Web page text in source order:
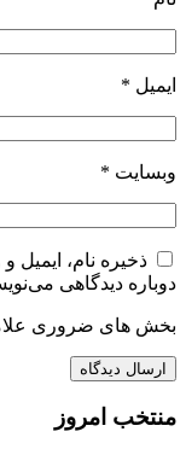
ایمیل *
وبسایت *
ذخیره نام،
دوباره دیدگاهی
بخش های ضروری
منتخب امروز